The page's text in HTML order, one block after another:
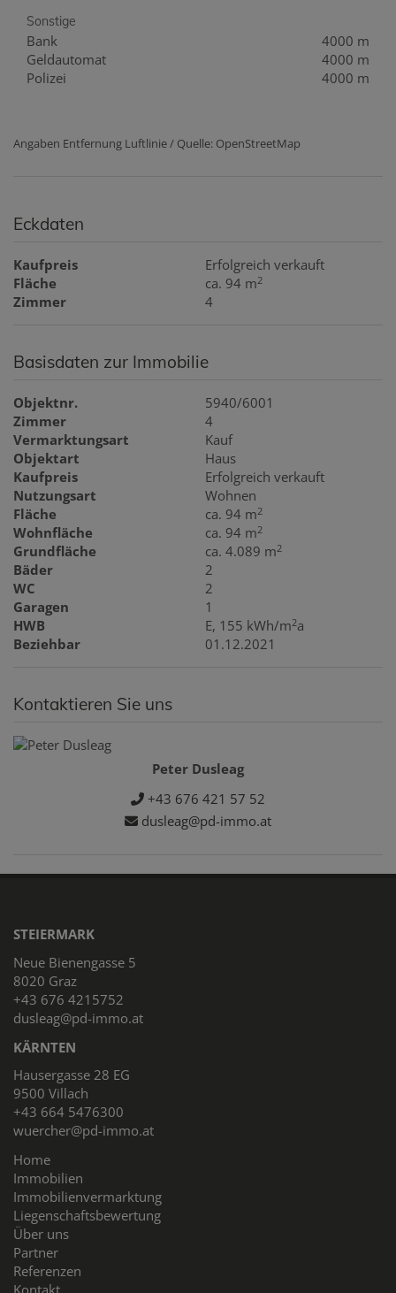
Sonstige
Bank
4000 m
Geldautomat
4000 m
Polizei
4000 m
Angaben Entfernung Luftlinie / Quelle: OpenStreetMap
Eckdaten
Kaufpreis
Erfolgreich verkauft
Fläche
ca. 94 m2
Zimmer 4
Basisdaten zur Immobilie
Objektnr.
5940/6001
Zimmer
4
Vermarktungsart
Kauf
Objektart
Haus
Kaufpreis
Erfolgreich verkauft
Nutzungsart
Wohnen
Fläche
ca. 94 m2
Wohnfläche ca. 94 m2
Grundfläche ca. 4.089 m2
Bäder
2
WC
2
Garagen
1
HWB
E, 155 kWh/m2a
Beziehbar
01.12.2021
Kontaktieren Sie uns
Peter Dusleag
+43 676 421 57 52
dusleag@pd-immo.at
STEIERMARK
Neue Bienengasse 5
8020 Graz
+43 676 4215752
dusleag@pd-immo.at
KÄRNTEN
Hausergasse 28 EG
9500 Villach
+43 664 5476300
wuercher@pd-immo.at
Home
Immobilien
Immobilienvermarktung
Liegenschaftsbewertung
Über uns
Partner
Referenzen